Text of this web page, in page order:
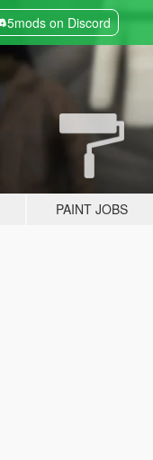
5mods on Discord
PAINT JOBS